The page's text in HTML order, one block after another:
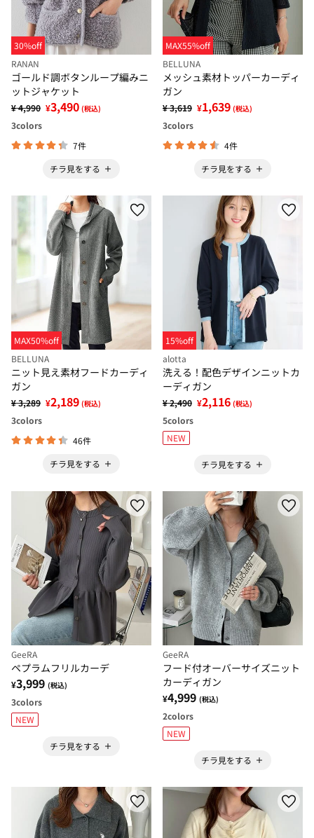
30%off
RANAN
ゴールド調ボタンループ編みニ
ットジャケット
¥ 4,990 ¥3,490 (税込)
3colors
7件
チラ見をする
MAX55%off
BELLUNA
メッシュ素材トッパーカーディ
ガン
¥ 3,619 ¥1,639 (税込)
3colors
4件
チラ見をする
MAX50%off
BELLUNA
ニット見え素材フードカーディ
ガン
¥ 3,289 ¥2,189 (税込)
3colors
46件
チラ見をする
15%off
alotta
洗える！配色デザインニットカ
ーディガン
¥ 2,490 ¥2,116 (税込)
5colors
NEW
チラ見をする
GeeRA
ペプラムフリルカーデ
¥3,999 (税込)
3colors
NEW
チラ見をする
GeeRA
フード付オーバーサイズニット
カーディガン
¥4,999 (税込)
2colors
NEW
チラ見をする